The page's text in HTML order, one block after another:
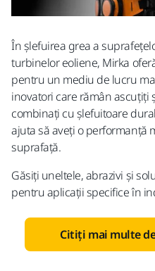
În șlefuirea grea a
turbinelor eoliene, Mirka
pentru un mediu de lucru
inovatori care rămân ascuțiți
combinați cu șlefuitoare
ajuta să aveți o performanță
suprafață.
Găsiți uneltele, abrazivi și
pentru aplicații specifice în
Citiți mai multe